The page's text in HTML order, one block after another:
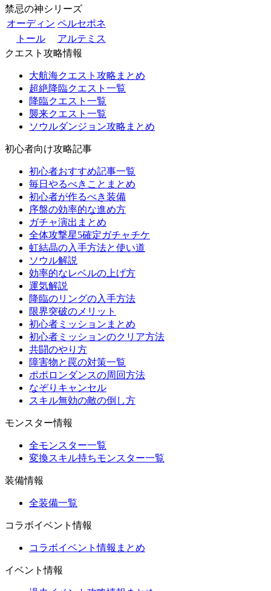
禁忌の神シリーズ
オーディン ペルセポネ
トール
アルテミス
クエスト攻略情報
大航海クエスト攻略まとめ
超絶降臨クエスト一覧
降臨クエスト一覧
襲来クエスト一覧
ソウルダンジョン攻略まとめ
初心者向け攻略記事
初心者おすすめ記事一覧
毎日やるべきことまとめ
初心者が作るべき装備
序盤の効率的な進め方
ガチャ演出まとめ
全体攻撃星5確定ガチャチケ
虹結晶の入手方法と使い道
ソウル解説
効率的なレベルの上げ方
運気解説
降臨のリングの入手方法
限界突破のメリット
初心者ミッションまとめ
初心者ミッションのクリア方法
共闘のやり方
障害物と罠の対策一覧
ポポロンダンスの周回方法
なぞりキャンセル
スキル無効の敵の倒し方
モンスター情報
全モンスター一覧
変換スキル持ちモンスター一覧
装備情報
全装備一覧
コラボイベント情報
コラボイベント情報まとめ
イベント情報